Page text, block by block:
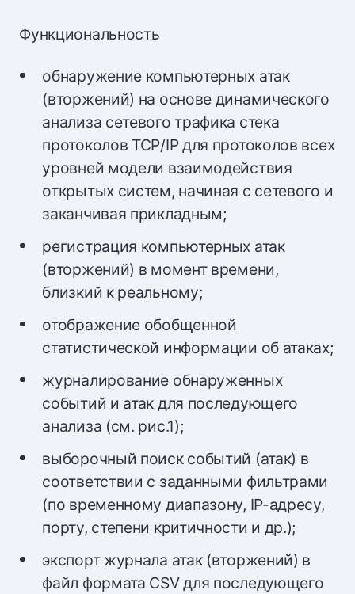
Функциональность
обнаружение компьютерных атак
(вторжений) на основе динамического
анализа сетевого трафика стека
протоколов TCP/IP для протоколов всех
уровней модели взаимодействия
открытых систем, начиная с сетевого и
заканчивая прикладным;
регистрация компьютерных атак
(вторжений) в момент времени,
близкий к реальному;
отображение обобщенной
статистической информации об атаках;
журналирование обнаруженных
событий и атак для последующего
анализа (см. рис.1);
выборочный поиск событий (атак) в
соответствии с заданными фильтрами
(по временному диапазону, IP-адресу,
порту, степени критичности и др.);
экспорт журнала атак (вторжений) в
файл формата CSV для последующего